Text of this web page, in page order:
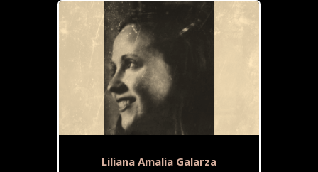
Liliana Amalia Galarza